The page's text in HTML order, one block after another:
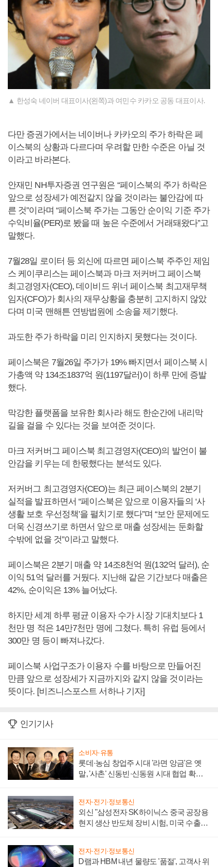
▲ 한성숙 네이버 대표이사(왼쪽)과 여민수 카카오 공동 대표이사.
다만 증권가에서는 네이버나 카카오의 주가 하락은 페
이스북의 상황과 다르다며 우려할 만한 수준은 아닐 것
이라고 바라본다.
안재민 NH투자증권 연구원은 “페이스북의 주가 하락은
앞으로 성장세가 예전같지 않을 것이라는 불안감에 따
른 것”이라며 “페이스북 주가는 그동안 순이익 기준 주가
수익비율(PER)로 봤을 때 높은 수준에서 거래돼왔다”고
말했다.
7월28일 로이터 등 외신에 따르면 페이스북 주주인 제임
스 케이쿠리스는 페이스북과 마크 저커버그 페이스북
최고경영자(CEO), 데이비드 위너 페이스북 최고재무책
임자(CFO)가 회사의 재무상황을 충분히 고지하지 않았
다며 미국 맨해튼 연방법원에 소송을 제기했다.
과도한 주가 하락을 미리 인지하지 못했다는 것이다.
페이스북은 7월26일 주가가 19% 빠지면서 페이스북 시
가총액 약 134조1837억 원(1197달러)이 하루 만에 증발
했다.
막강한 플랫폼을 보유한 회사라 해도 한순간에 내리막
길을 걸을 수 있다는 것을 보여준 것이다.
마크 저커버그 페이스북 최고경영자(CEO)의 발언이 불
안감을 키우는 데 한몫했다는 분석도 있다.
저커버그 최고경영자(CEO)는 최근 페이스북의 2분기
실적을 발표하면서 “페이스북은 앞으로 이용자들의 ‘사
생활 보호 우선정책’을 펼치기로 했다”며 “보안 문제에도
더욱 신경쓰기로 하면서 앞으로 매출 성장세는 둔화할
수밖에 없을 것”이라고 말했다.
페이스북은 2분기 매출 약 14조8천억 원(132억 달러), 순
이익 51억 달러를 거뒀다. 지난해 같은 기간보다 매출은
42%, 순이익은 13% 늘어났다.
하지만 세계 하루 평균 이용자 수가 시장 기대치보다 1
천만 명 적은 14만7천만 명에 그쳤다. 특히 유럽 등에서
300만 명 등이 빠져나갔다.
페이스북 사업구조가 이용자 수를 바탕으로 만들어진
만큼 앞으로 성장세가 지금까지와 같지 않을 것이라는
뜻이다. [비즈니스포스트 서하나 기자]
인기기사
소비자·유통
롯데·농심 창업주 시대 '라면 앙금'은 옛
말, '사촌' 신동빈·신동원 시대 협업 확대
전자·전기·정보통신
외신 "삼성전자 SK하이닉스 중국 공장용
현지 생산 반도체 장비 시험, 미국 수출통
전자·전기·정보통신
D램과 HBM 내년 물량도 '품절', 고객사 위